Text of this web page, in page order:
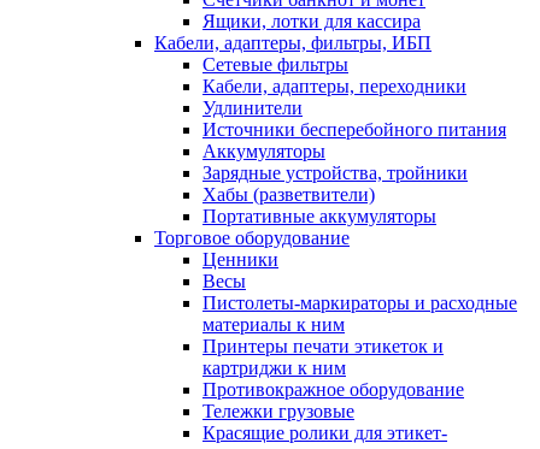
Ящики, лотки для кассира
Кабели, адаптеры, фильтры, ИБП
Сетевые фильтры
Кабели, адаптеры, переходники
Удлинители
Источники бесперебойного питания
Аккумуляторы
Зарядные устройства, тройники
Хабы (разветвители)
Портативные аккумуляторы
Торговое оборудование
Ценники
Весы
Пистолеты-маркираторы и расходные
материалы к ним
Принтеры печати этикеток и
картриджи к ним
Противокражное оборудование
Тележки грузовые
Красящие ролики для этикет-